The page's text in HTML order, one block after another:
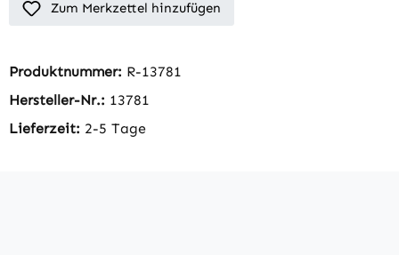
Zum Merkzettel hinzufügen
Produktnummer: R-13781
Hersteller-Nr.: 13781
Lieferzeit: 2-5 Tage